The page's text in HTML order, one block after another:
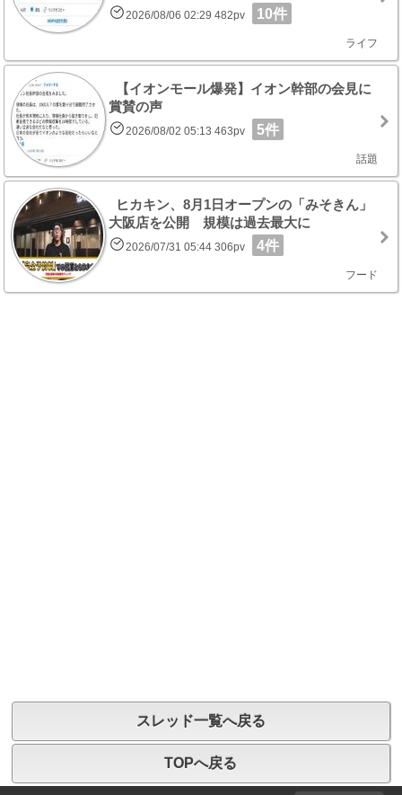
2026/08/06 02:29 482pv 10件
ライフ
【イオンモール爆発】イオン幹部の会見に
賞賛の声
2026/08/02 05:13 463pv 5件
話題
ヒカキン、8月1日オープンの「みそきん」
大阪店を公開 規模は過去最大に
2026/07/31 05:44 306pv 4件
フード
スレッド一覧へ戻る
TOPへ戻る